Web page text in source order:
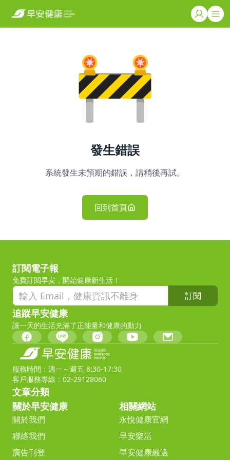
發生錯誤
系統發生未預期的錯誤，請稍後再試。
回到首頁
訂閱電子報
免費訂閱早安，開始健康新生活！
訂閱
追蹤早安健康
讓一天的生活充滿了正能量和健康的動力
服務時間：週一～週五 8:30-17:30
客戶服務專線：02-29128060
文章分類
關於早安健康
關於我們
聯絡我們
廣告刊登
相關網站
永悅健康官網
早安樂活
早安健康嚴選